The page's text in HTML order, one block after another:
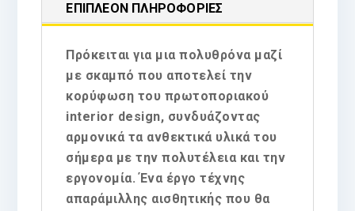
ΕΠΙΠΛΈΟΝ ΠΛΗΡΟΦΟΡΊΕΣ
Πρόκειται για μια πολυθρόνα μαζί
με σκαμπό που αποτελεί την
κορύφωση του πρωτοποριακού
interior design, συνδυάζοντας
αρμονικά τα ανθεκτικά υλικά του
σήμερα με την πολυτέλεια και την
εργονομία. Ένα έργο τέχνης
απαράμιλλης αισθητικής που θα